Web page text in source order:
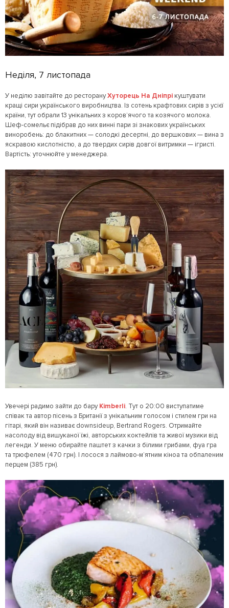
Неділя, 7 листопада
У неділю завітайте до ресторануХуторець На Дніпрі куштувати
кращі сири українського виробництва. Із сотень крафтових сирів з усієї
країни, тут обрали 13 унікальних з коров’ячого та козячого молока.
Шеф-сомельє підібрав до них винні пари зі знакових українських
виноробень: до блакитних — солодкі десертні, до вершкових — вина з
яскравою кислотністю, а до твердих сирів довгої витримки — ігристі.
Вартість: уточнюйте у менеджера.
Увечері радимо зайти до баруKimberli. Тут о 20:00 виступатиме
співак та автор пісень з Британії з унікальним голосом і стилем гри на
гітарі, який він називає downsideup, Bertrand Rogers. Отримайте
насолоду від вишуканої їжі, авторських коктейлів та живої музики від
легенди. У меню обирайте паштет з качки з білими грибами, фуа гра
та трюфелем (470 грн). І лосося з лаймово-м’ятним кіноа та обпаленим
перцем (385 грн).